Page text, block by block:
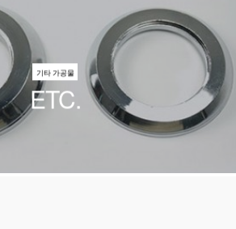
기타 가공물
ETC.